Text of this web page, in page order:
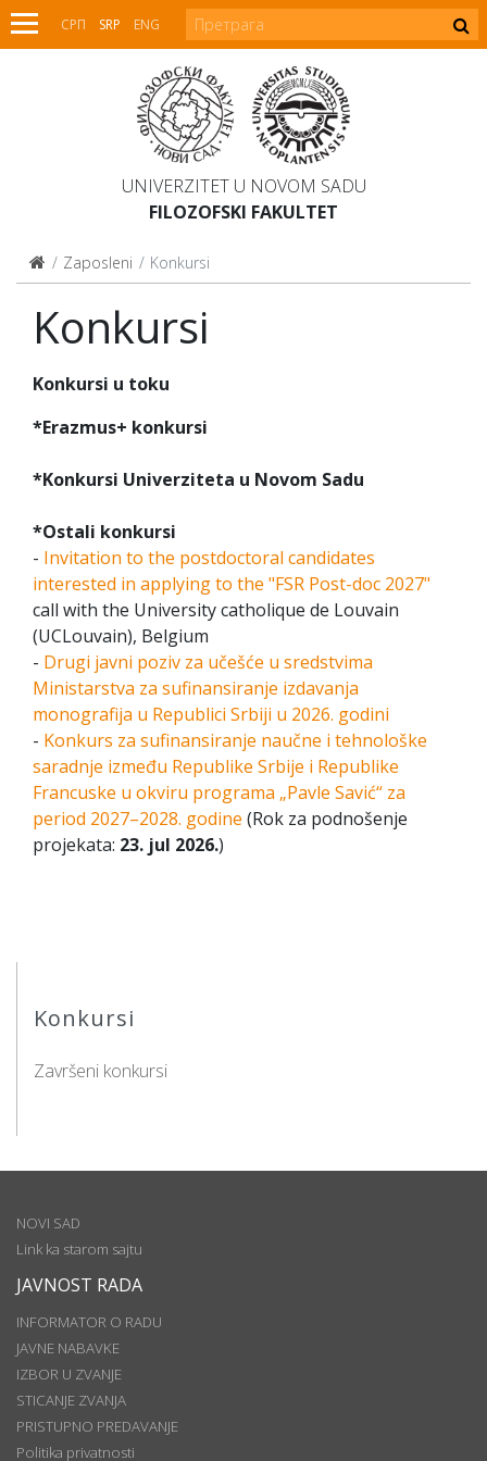
СРП SRP ENG
UNIVERZITET U NOVOM SADU
FILOZOFSKI FAKULTET
Zaposleni Konkursi
Konkursi
Završeni konkursi
Konkursi
Konkursi u toku
*Erazmus+ konkursi
*Konkursi Univerziteta u Novom Sadu
*Ostali konkursi
- Invitation to the postdoctoral candidates
interested in applying to the "FSR Post-doc 2027"
call with the University catholique de Louvain
(UCLouvain), Belgium
- Drugi javni poziv za učešće u sredstvima
Ministarstva za sufinansiranje izdavanja
monografija u Republici Srbiji u 2026. godini
- Konkurs za sufinansiranje naučne i tehnološke
saradnje između Republike Srbije i Republike
Francuske u okviru programa „Pavle Savić“ za
period 2027–2028. godine (Rok za podnošenje
projekata: 23. jul 2026.)
NOVI SAD
Link ka starom sajtu
JAVNOST RADA
INFORMATOR O RADU
JAVNE NABAVKE
IZBOR U ZVANJE
STICANJE ZVANJA
PRISTUPNO PREDAVANJE
Politika privatnosti